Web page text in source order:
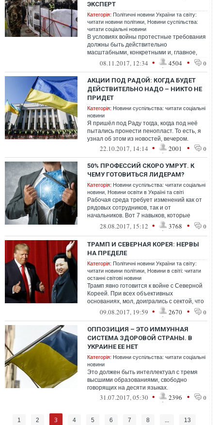
ЭКСПЕРТ
Категорія: Політичні новини України та світу:
читати новини політики Новини суспільства:
читати соціальні новини
В условиях войны протестные требования
должны быть действительно
масштабными, конкретными и, главное,
прагматичными.
08.11.2017, 12:34 • 4504 • 0
АКЦИИ ПОД РАДОЙ: КОГДА БУДЕТ
ДЕЙСТВИТЕЛЬНО НАДО – НИКТО НЕ
ПРИДЕТ
Категорія: Новини суспільства: читати соціальні
новини
Я пришёл под Раду тогда, когда под неё
пытались пронести пенопласт. То есть, я
узнал об этом из новостей, вечером.
22.10.2017, 14:14 • 2001 • 0
50% ПРОФЕССИЙ СКОРО УМРУТ. К
ЧЕМУ ГОТОВИТЬСЯ ЛИДЕРАМ?
Категорія: Новини суспільства: читати соціальні
новини Новини освіти в Україні та світі
Рабочая среда требует изменений как от
рядовых сотрудников, так и от
начальников. Вот 7 навыков, которые
нужно освоить, чтобы быть хорошим
28.08.2017, 15:12 • 3768 • 0
ТРАМП И СЕВЕРНАЯ КОРЕЯ: НЕРВЫ
НА ПРЕДЕЛЕ
Категорія: Політичні новини України та світу:
читати новини політики Новини в світі: читати
останні світові новини
Трамп явно готовится к войне с Северной
Кореей. При всех объективных
основаниях, мол, доигрались с сектой, что
она обзавелась ядерной бомбой, а потом
09.08.2017, 19:59 • 2670 • 0
ОППОЗИЦИЯ – ЭТО ИММУННАЯ
СИСТЕМА ЗДОРОВОЙ СТРАНЫ. В
УКРАИНЕ ЕЕ НЕТ
Категорія: Новини суспільства: читати соціальні
новини
Это должен быть интеллектуал с тремя
высшими образованиями, свободно
говорящих на десяти языках.
31.07.2017, 05:30 • 2396 • 0
1 2 3 4 5 6 7 8 ... 13